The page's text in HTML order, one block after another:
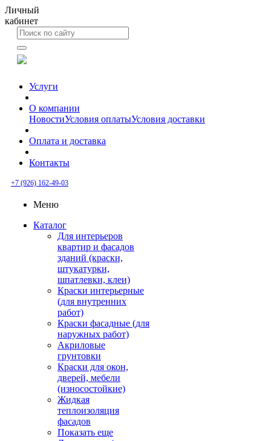
Личный
кабинет
Услуги
О компании
НовостиУсловия оплатыУсловия доставки
Оплата и доставка
Контакты
+7 (926) 162-49-03
Меню
Каталог
Для интерьеров
квартир и фасадов
зданий (краски,
штукатурки,
шпатлевки, клеи)
Краски интерьерные
(для внутренних
работ)
Краски фасадные (для
наружных работ)
Акриловые
грунтовки
Краски для окон,
дверей, мебели
(износостойкие)
Жидкая
теплоизоляция
фасадов
Показать еще